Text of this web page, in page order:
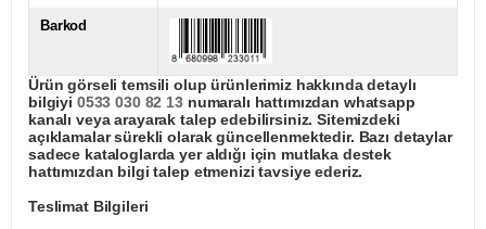
Barkod
Ürün görseli temsili olup ürünlerimiz hakkında detaylı
bilgiyi 0533 030 82 13numaralı hattımızdan whatsapp
kanalı veya arayarak talep edebilirsiniz. Sitemizdeki
açıklamalar sürekli olarak güncellenmektedir. Bazı detaylar
sadece kataloglarda yer aldığı için mutlaka destek
hattımızdan bilgi talep etmenizi tavsiye ederiz.
Teslimat Bilgileri